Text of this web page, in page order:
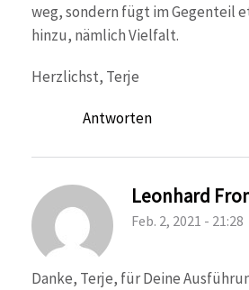
weg, sondern fügt im Gegenteil
hinzu, nämlich Vielfalt.
Herzlichst, Terje
Antworten
Leonhard
Feb. 2, 2021 - 21:28
Danke, Terje, für Deine